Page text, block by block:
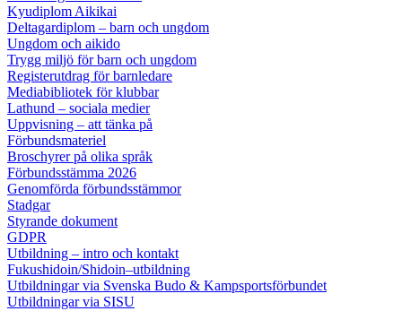
Kyudiplom Aikikai
Deltagardiplom – barn och ungdom
Ungdom och aikido
Trygg miljö för barn och ungdom
Registerutdrag för barnledare
Mediabibliotek för klubbar
Lathund – sociala medier
Uppvisning – att tänka på
Förbundsmateriel
Broschyrer på olika språk
Förbundsstämma 2026
Genomförda förbundsstämmor
Stadgar
Styrande dokument
GDPR
Utbildning – intro och kontakt
Fukushidoin/Shidoin–utbildning
Utbildningar via Svenska Budo & Kampsportsförbundet
Utbildningar via SISU